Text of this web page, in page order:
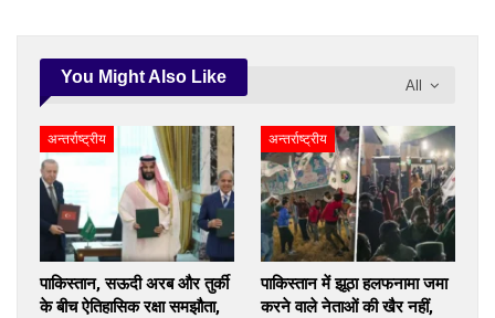
All
You Might Also Like
अन्तर्राष्ट्रीय
पाकिस्तान, सऊदी अरब और तुर्की
के बीच ऐतिहासिक रक्षा समझौता,
अन्तर्राष्ट्रीय
पाकिस्तान में झूठा हलफनामा जमा
करने वाले नेताओं की खैर नहीं,